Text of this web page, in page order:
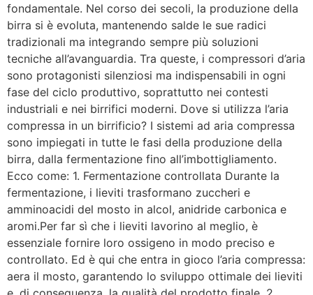
fondamentale. Nel corso dei secoli, la produzione della
birra si è evoluta, mantenendo salde le sue radici
tradizionali ma integrando sempre più soluzioni
tecniche all’avanguardia. Tra queste, i compressori d’aria
sono protagonisti silenziosi ma indispensabili in ogni
fase del ciclo produttivo, soprattutto nei contesti
industriali e nei birrifici moderni. Dove si utilizza l’aria
compressa in un birrificio? I sistemi ad aria compressa
sono impiegati in tutte le fasi della produzione della
birra, dalla fermentazione fino all’imbottigliamento.
Ecco come: 1. Fermentazione controllata Durante la
fermentazione, i lieviti trasformano zuccheri e
amminoacidi del mosto in alcol, anidride carbonica e
aromi.Per far sì che i lieviti lavorino al meglio, è
essenziale fornire loro ossigeno in modo preciso e
controllato. Ed è qui che entra in gioco l’aria compressa:
aera il mosto, garantendo lo sviluppo ottimale dei lieviti